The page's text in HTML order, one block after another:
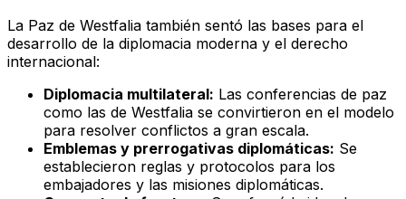
La Paz de Westfalia también sentó las bases para el
desarrollo de la diplomacia moderna y el derecho
internacional:
Diplomacia multilateral: Las conferencias de paz
como las de Westfalia se convirtieron en el modelo
para resolver conflictos a gran escala.
Emblemas y prerrogativas diplomáticas: Se
establecieron reglas y protocolos para los
embajadores y las misiones diplomáticas.